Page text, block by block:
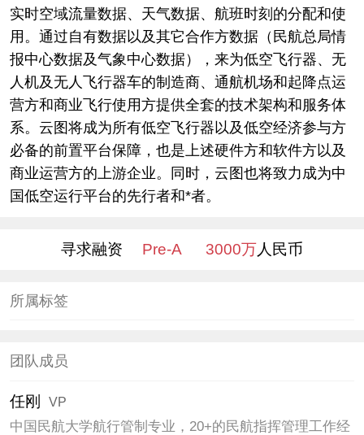
实时空域流量数据、天气数据、航班时刻的分配和使
用。通过自有数据以及其它合作方数据（民航总局情
报中心数据及气象中心数据），来为低空飞行器、无
人机及无人飞行器车的制造商、通航机场和起降点运
营方和商业飞行使用方提供全套的技术架构和服务体
系。云图将成为所有低空飞行器以及低空经济参与方
必备的前置平台保障，也是上述硬件方和软件方以及
商业运营方的上游企业。同时，云图也将致力成为中
国低空运行平台的先行者和*者。
寻求融资 Pre-A 3000万人民币
所属标签
团队成员
任刚 VP
中国民航大学航行管制专业，20+的民航指挥管理工作经